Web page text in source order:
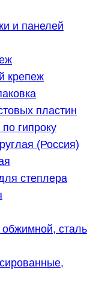
и панелей
крепеж
пластин
гипроку
(Россия)
степлера
сталь